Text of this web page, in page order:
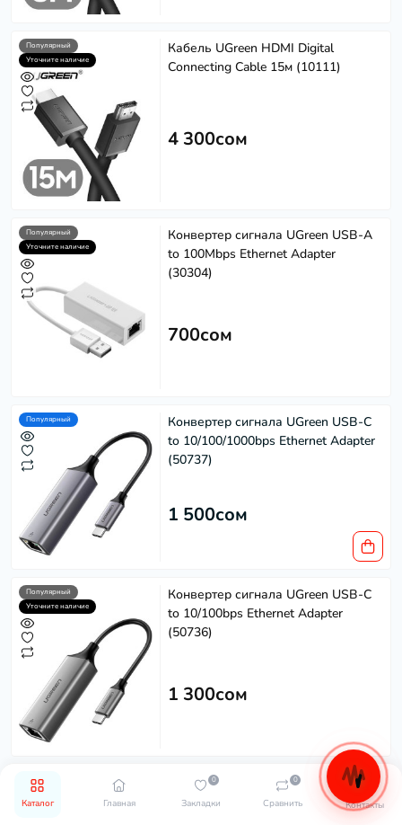
Каталог Главная Закладки
0
Сравнить
0
Контакты
Популярный
Уточните наличие
Кабель UGreen HDMI Digital
Connecting Cable 15м (10111)
4 300сом
Популярный
Уточните наличие
Конвертер сигнала UGreen USB-A
to 100Mbps Ethernet Adapter
(30304)
700сом
Популярный
Конвертер сигнала UGreen USB-C
to 10/100/1000bps Ethernet Adapter
(50737)
1 500сом
Популярный
Уточните наличие
Конвертер сигнала UGreen USB-C
to 10/100bps Ethernet Adapter
(50736)
1 300сом
Популярный
Уточните наличие
Конвертер Ugreen HDMI to DVI
(24+5)
S Softech
Эффективность в каждом решении
S
Чем можем помочь?